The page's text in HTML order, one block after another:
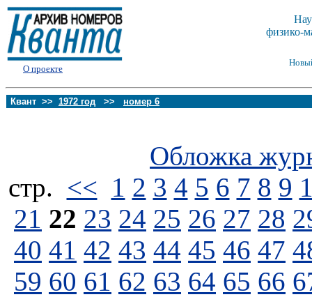
О проекте
физико-
Квант >> 1972 год >> номер 6
Обложка
стp. << 1 2 3 4 5 6 7 8 9
21 22 23 24 25 26 27 28
40 41 42 43 44 45 46 47
59 60 61 62 63 64 65 66